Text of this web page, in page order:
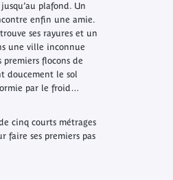
plafond. Un
enfin une amie.
ses rayures et un
une ville inconnue
premiers flocons de
doucement le sol
par le froid…
cinq courts métrages
faire ses premiers pas